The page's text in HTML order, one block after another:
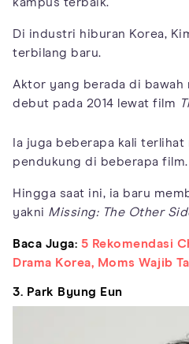
Di industri hiburan Korea,
terbilang baru.
Aktor yang berada di bawah
debut pada 2014 lewat film
Ia juga beberapa kali
pendukung di beberapa film.
Hingga saat ini, ia baru
yakni Missing: The Other
Baca Juga: 5 Rekomendasi
Drama Korea, Moms Wajib
3. Park Byung Eun